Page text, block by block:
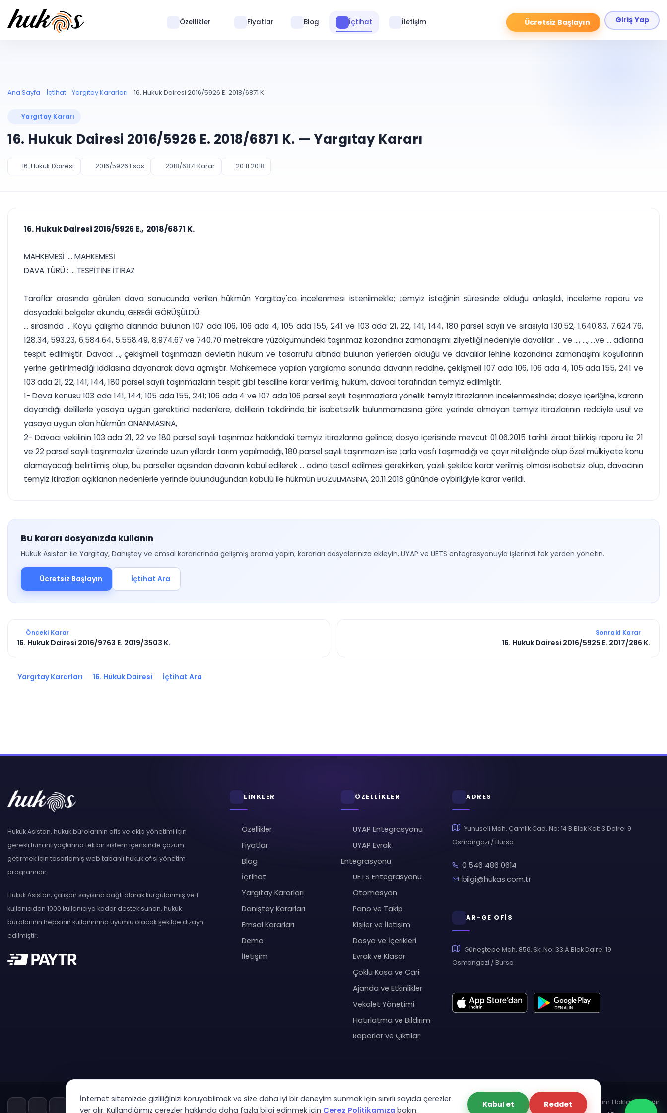
Ücretsiz Başlayın Giriş Yap
Özellikler Fiyatlar Blog İçtihat İletişim
Ana Sayfa İçtihat Yargıtay Kararları 16. Hukuk Dairesi 2016/5926 E. 2018/6871 K.
Yargıtay Kararı
16. Hukuk Dairesi 2016/5926 E. 2018/6871 K. — Yargıtay Kararı
16. Hukuk Dairesi 2016/5926 Esas 2018/6871 Karar 20.11.2018
16. Hukuk Dairesi 2016/5926 E., 2018/6871 K.
MAHKEMESİ :... MAHKEMESİ
DAVA TÜRÜ : ... TESPİTİNE İTİRAZ
Taraflar arasında görülen dava sonucunda verilen hükmün Yargıtay'ca incelenmesi istenilmekle; temyiz isteğinin süresinde olduğu anlaşıldı, inceleme raporu ve
dosyadaki belgeler okundu, GEREĞİ GÖRÜŞÜLDÜ:
... sırasında ... Köyü çalışma alanında bulunan 107 ada 106, 106 ada 4, 105 ada 155, 241 ve 103 ada 21, 22, 141, 144, 180 parsel sayılı ve sırasıyla 130.52, 1.640.83, 7.624.76,
128.34, 593.23, 6.584.64, 5.558.49, 8.974.67 ve 740.70 metrekare yüzölçümündeki taşınmaz kazandırıcı zamanaşımı zilyetliği nedeniyle davalılar ... ve ..., ..., ...ve ... adlarına
tespit edilmiştir. Davacı ..., çekişmeli taşınmazın devletin hüküm ve tasarrufu altında bulunan yerlerden olduğu ve davalılar lehine kazandırıcı zamanaşımı koşullarının
yerine getirilmediği iddiasına dayanarak dava açmıştır. Mahkemece yapılan yargılama sonunda davanın reddine, çekişmeli 107 ada 106, 106 ada 4, 105 ada 155, 241 ve
103 ada 21, 22, 141, 144, 180 parsel sayılı taşınmazların tespit gibi tesciline karar verilmiş; hüküm, davacı tarafından temyiz edilmiştir.
1- Dava konusu 103 ada 141, 144; 105 ada 155, 241; 106 ada 4 ve 107 ada 106 parsel sayılı taşınmazlara yönelik temyiz itirazlarının incelenmesinde; dosya içeriğine, kararın
dayandığı delillerle yasaya uygun gerektirici nedenlere, delillerin takdirinde bir isabetsizlik bulunmamasına göre yerinde olmayan temyiz itirazlarının reddiyle usul ve
yasaya uygun olan hükmün ONANMASINA,
2- Davacı vekilinin 103 ada 21, 22 ve 180 parsel sayılı taşınmaz hakkındaki temyiz itirazlarına gelince; dosya içerisinde mevcut 01.06.2015 tarihli ziraat bilirkişi raporu ile 21
ve 22 parsel sayılı taşınmazlar üzerinde uzun yıllardır tarım yapılmadığı, 180 parsel sayılı taşınmazın ise tarla vasfı taşımadığı ve çayır niteliğinde olup özel mülkiyete konu
olamayacağı belirtilmiş olup, bu parseller açısından davanın kabul edilerek ... adına tescil edilmesi gerekirken, yazılı şekilde karar verilmiş olması isabetsiz olup, davacının
temyiz itirazları açıklanan nedenlerle yerinde bulunduğundan kabulü ile hükmün BOZULMASINA, 20.11.2018 gününde oybirliğiyle karar verildi.
Bu kararı dosyanızda kullanın
Hukuk Asistan ile Yargıtay, Danıştay ve emsal kararlarında gelişmiş arama yapın; kararları dosyalarınıza ekleyin, UYAP ve UETS entegrasyonuyla işlerinizi tek yerden yönetin.
Ücretsiz Başlayın İçtihat Ara
Önceki Karar
16. Hukuk Dairesi 2016/9763 E. 2019/3503 K.
Sonraki Karar
16. Hukuk Dairesi 2016/5925 E. 2017/286 K.
Yargıtay Kararları 16. Hukuk Dairesi İçtihat Ara
Hukuk Asistan, hukuk bürolarının ofis ve ekip yönetimi için
gerekli tüm ihtiyaçlarına tek bir sistem içerisinde çözüm
getirmek için tasarlamış web tabanlı hukuk ofisi yönetim
programıdır.
Hukuk Asistan; çalışan sayısına bağlı olarak kurgulanmış ve 1
kullanıcıdan 1000 kullanıcıya kadar destek sunan, hukuk
bürolarının hepsinin kullanımına uyumlu olacak şekilde dizayn
edilmiştir.
LİNKLER
Özellikler
Fiyatlar
Blog
İçtihat
Yargıtay Kararları
Danıştay Kararları
Emsal Kararları
Demo
İletişim
ÖZELLİKLER
UYAP Entegrasyonu
UYAP Evrak
Entegrasyonu
UETS Entegrasyonu
Otomasyon
Pano ve Takip
Kişiler ve İletişim
Dosya ve İçerikleri
Evrak ve Klasör
Çoklu Kasa ve Cari
Ajanda ve Etkinlikler
Vekalet Yönetimi
Hatırlatma ve Bildirim
Raporlar ve Çıktılar
ADRES
Yunuseli Mah. Çamlık Cad. No: 14 B Blok Kat: 3 Daire: 9
Osmangazi / Bursa
0 546 486 0614
bilgi@hukas.com.tr
AR-GE OFİS
Güneştepe Mah. 856. Sk. No: 33 A Blok Daire: 19
Osmangazi / Bursa
Copyright © 2007 - 2026 Hukas | Hukuk Asistan • Tüm Hakları Saklıdır
İnternet sitemizde gizliliğinizi koruyabilmek ve size daha iyi bir deneyim sunmak için sınırlı sayıda çerezler
yer alır. Kullandığımız çerezler hakkında daha fazla bilgi edinmek için Çerez Politikamıza bakın.
Kabul et Reddet